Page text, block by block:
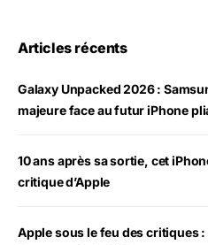
Articles récents
Galaxy Unpacked 2026 :
majeure face au futur iPhone
10 ans après sa sortie, cet
critique d’Apple
Apple sous le feu des critiques